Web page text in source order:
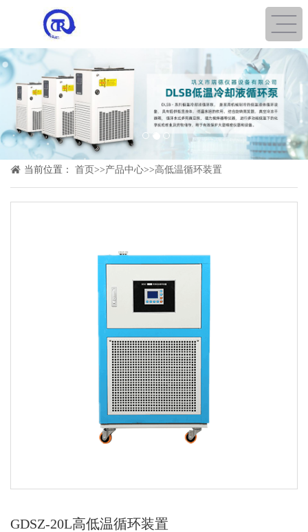
1 2 3
当前位置： 首页>>产品中心>>高低温循环装置
GDSZ-20L高低温循环装置